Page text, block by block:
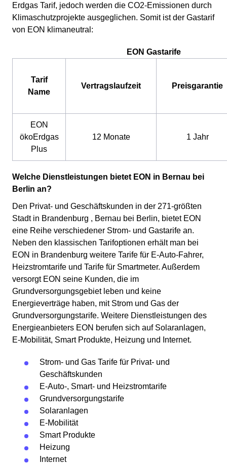
Erdgas Tarif, jedoch werden die CO2-Emissionen durch
Klimaschutzprojekte ausgeglichen. Somit ist der Gastarif
von EON klimaneutral:
EON Gastarife
Tarif
Name
Vertragslaufzeit Preisgarantie
EON
ökoErdgas
Plus
12 Monate 1 Jahr
Welche Dienstleistungen bietet EON in Bernau bei
Berlin an?
Den Privat- und Geschäftskunden in der 271-größten
Stadt in Brandenburg , Bernau bei Berlin, bietet EON
eine Reihe verschiedener Strom- und Gastarife an.
Neben den klassischen Tarifoptionen erhält man bei
EON in Brandenburg weitere Tarife für E-Auto-Fahrer,
Heizstromtarife und Tarife für Smartmeter. Außerdem
versorgt EON seine Kunden, die im
Grundversorgungsgebiet leben und keine
Energieverträge haben, mit Strom und Gas der
Grundversorgungstarife. Weitere Dienstleistungen des
Energieanbieters EON berufen sich auf Solaranlagen,
E-Mobilität, Smart Produkte, Heizung und Internet.
Strom- und Gas Tarife für Privat- und
Geschäftskunden
E-Auto-, Smart- und Heizstromtarife
Grundversorgungstarife
Solaranlagen
E-Mobilität
Smart Produkte
Heizung
Internet